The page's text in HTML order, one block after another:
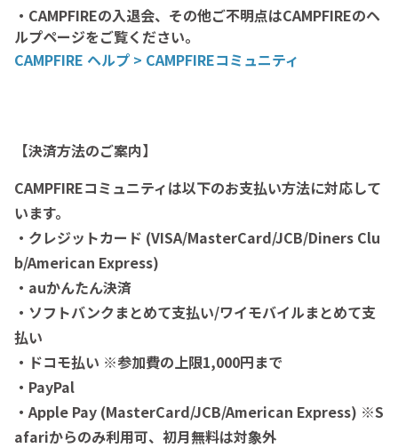
・CAMPFIREの入退会、その他ご不明点はCAMPFIREのヘ
ルプページをご覧ください。
CAMPFIRE ヘルプ > CAMPFIREコミュニティ
【決済方法のご案内】
CAMPFIREコミュニティは以下のお支払い方法に対応して
います。
・クレジットカード (VISA/MasterCard/JCB/Diners Clu
b/American Express)
・auかんたん決済
・ソフトバンクまとめて支払い/ワイモバイルまとめて支
払い
・ドコモ払い ※参加費の上限1,000円まで
・PayPal
・Apple Pay (MasterCard/JCB/American Express) ※S
afariからのみ利用可、初月無料は対象外